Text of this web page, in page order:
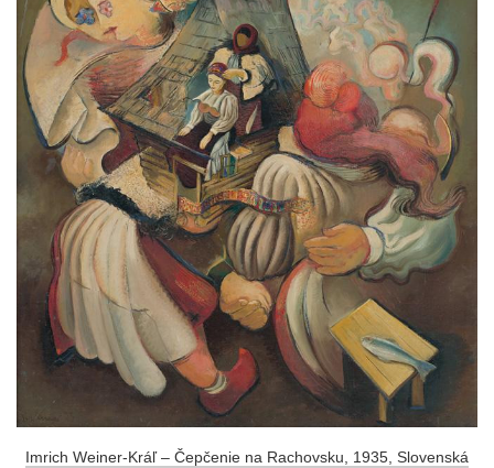
Imrich Weiner-Kráľ – Čepčenie na Rachovsku, 1935, Slovenská